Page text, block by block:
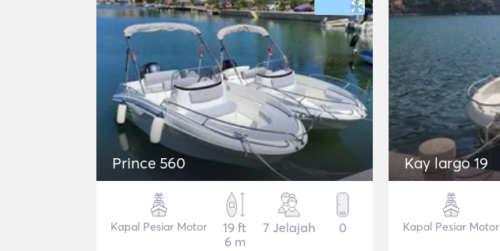
Prince 560
Kapal Pesiar Motor
19 ft
6 m
7 Jelajah 0
Kay largo 19
Kapal Pesiar Motor